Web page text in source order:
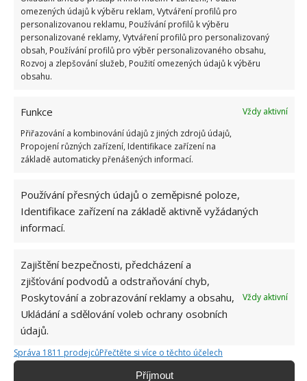
omezených údajů k výběru reklam, Vytváření profilů pro
personalizovanou reklamu, Používání profilů k výběru
personalizované reklamy, Vytváření profilů pro personalizovaný
obsah, Používání profilů pro výběr personalizovaného obsahu,
Rozvoj a zlepšování služeb, Použití omezených údajů k výběru
obsahu.
Funkce
Vždy aktivní
Přiřazování a kombinování údajů z jiných zdrojů údajů,
Propojení různých zařízení, Identifikace zařízení na
základě automaticky přenášených informací.
Používání přesných údajů o zeměpisné poloze,
Identifikace zařízení na základě aktivně vyžádaných
informací.
Zajištění bezpečnosti, předcházení a
zjišťování podvodů a odstraňování chyb,
Poskytování a zobrazování reklamy a obsahu,
Ukládání a sdělování voleb ochrany osobních
údajů.
Vždy aktivní
Správa 1811 prodejcůPřečtěte si více o těchto účelech
Příjmout
Dary přírody: kamínky, mušličky, větvičky, šišky,
jmelí
LED světýlka
Kávová zrna
Sušené ovoce
Mašle, provázky